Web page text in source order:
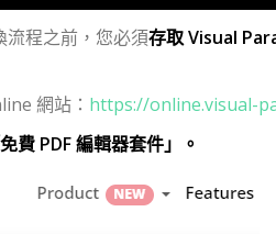
流程之前，您必須存取 Visual
網站： https://online.visual-
免費 PDF 編輯器套件」。